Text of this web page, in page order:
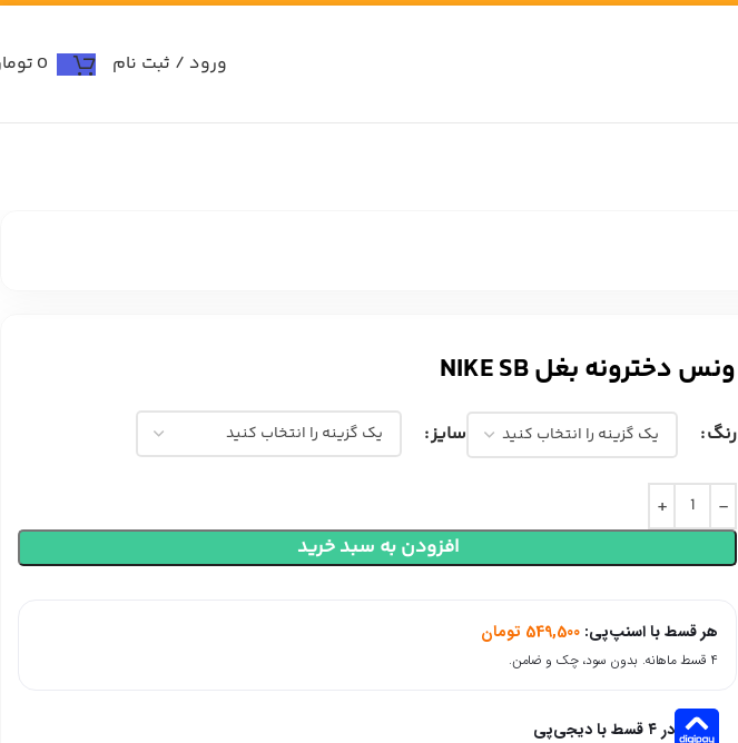
ورود / ثبت نام 0
ونس دخترونه بغل NIKE SB
رنگ سایز
افزودن به سبد خرید
هر قسط با اسنپ‌پی: 549,500 تومان
۴ قسط ماهانه. بدون سود، چک و ضامن.
در ۴ قسط با دیجی‌پی